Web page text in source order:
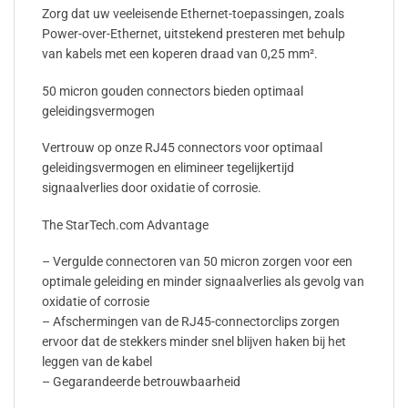
Zorg dat uw veeleisende Ethernet-toepassingen, zoals
Power-over-Ethernet, uitstekend presteren met behulp
van kabels met een koperen draad van 0,25 mm².
50 micron gouden connectors bieden optimaal
geleidingsvermogen
Vertrouw op onze RJ45 connectors voor optimaal
geleidingsvermogen en elimineer tegelijkertijd
signaalverlies door oxidatie of corrosie.
The StarTech.com Advantage
– Vergulde connectoren van 50 micron zorgen voor een
optimale geleiding en minder signaalverlies als gevolg van
oxidatie of corrosie
– Afschermingen van de RJ45-connectorclips zorgen
ervoor dat de stekkers minder snel blijven haken bij het
leggen van de kabel
– Gegarandeerde betrouwbaarheid